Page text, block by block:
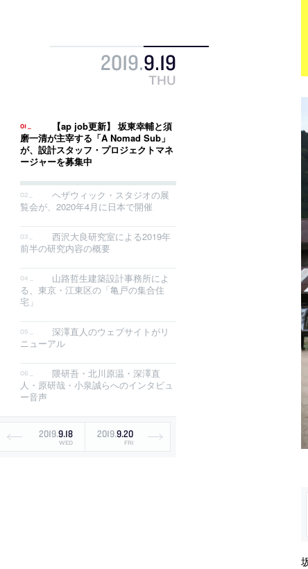
2019.9.19
THU
【ap job更新】 坂東幸輔と須
磨一清が主宰する「A Nomad Sub」
が、設計スタッフ・プロジェクトマネ
ージャーを募集中
ヘザウィック・スタジオの展
覧会が、2020年4月に日本で開催
西沢大良研究室による2019年
前半の研究内容の概要
山路哲生建築設計事務所によ
る、東京・江東区の「亀戸の集合住
宅」
深澤直人のウェブサイトがリ
ニューアル
隈研吾・北川原温・深澤直
人・原研哉・小泉誠らへのインタビュ
ー音声
2019.9.18
WED
2019.9.20
FRI